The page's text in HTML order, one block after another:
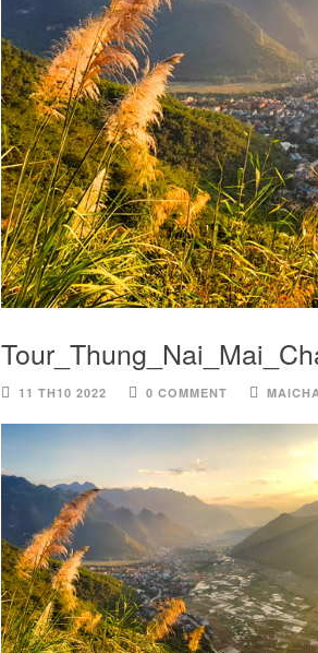
11 TH10 2022 0 COMMENT